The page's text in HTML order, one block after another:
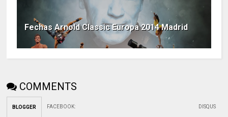
Fechas Arnold Classic Europa 2014 Madrid
COMMENTS
BLOGGER FACEBOOK: DISQUS